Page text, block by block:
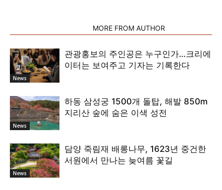
MORE FROM AUTHOR
News
관광홍보의 주인공은 누구인가…크리에
이터는 보여주고 기자는 기록한다
News
하동 삼성궁 1500개 돌탑, 해발 850m
지리산 숲에 숨은 이색 성전
News
담양 죽림재 배롱나무, 1623년 중건한
서원에서 만나는 늦여름 꽃길